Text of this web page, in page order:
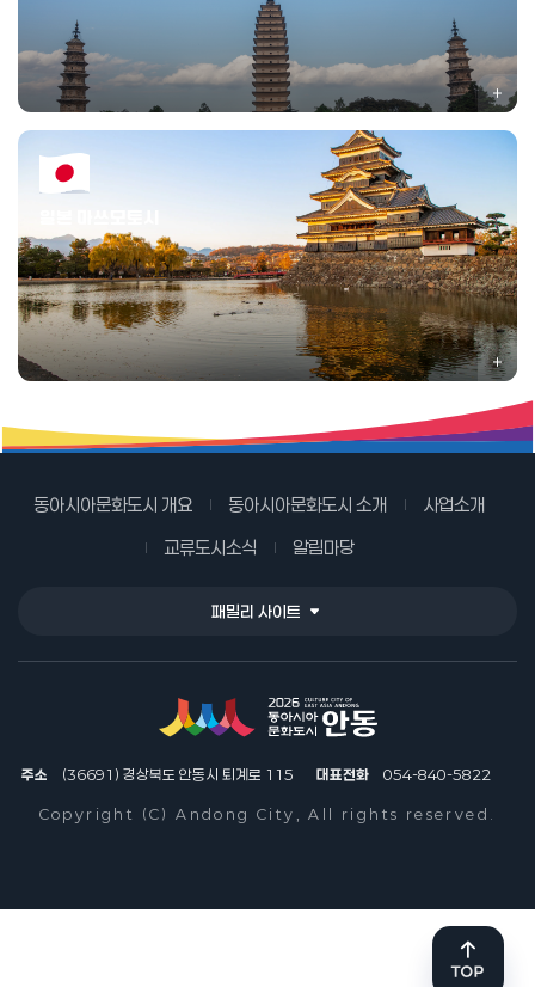
쑤저우 : 유네스코 세계유산인 고전 정원과 운하가 어우러진 수향 도시로, 전통
정원 예술과 실크·공예 문화가 살아 있는 역사문화 도시이다.
다리: 산과 호수로 둘러싸인 고성 도시로, 바이족 전통 마을과 고대 건축, 지역
고유의 생활문화와 예술이 이어지는 곳이다.
국보 마쓰모토성을 중심으로 성곽 도시의 역사와 현대 예술 문화가 공존하며,
음악·공예 등 지역 문화 콘텐츠가 발달한 도시이다.
동아시아문화도시 개요 동아시아문화도시 소개
사업소개
교류도시소식
알림마당
패밀리 사이트
주소 (36691) 경상북도 안동시 퇴계로 115 대표전화 054-840-5822
Copyright (C) Andong City, All rights reserved.